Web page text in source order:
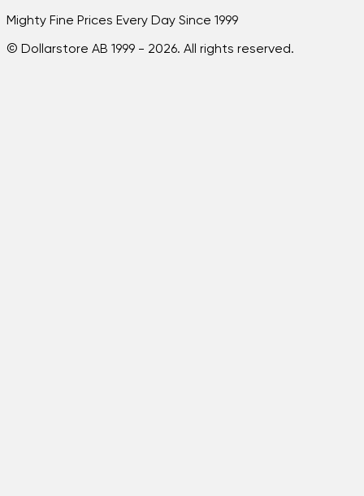
Mighty Fine Prices Every Day Since 1999
© Dollarstore AB 1999 - 2026. All rights reserved.